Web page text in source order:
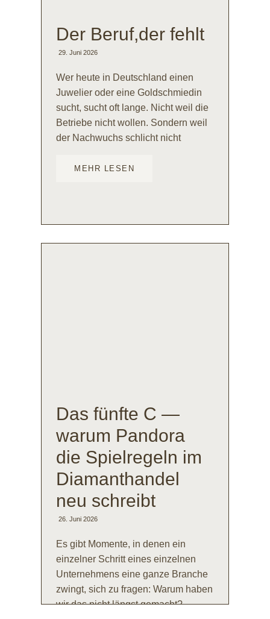
Der Beruf,der fehlt
29. Juni 2026
Wer heute in Deutschland einen
Juwelier oder eine Goldschmiedin
sucht, sucht oft lange. Nicht weil die
Betriebe nicht wollen. Sondern weil
der Nachwuchs schlicht nicht
MEHR LESEN
Das fünfte C —
warum Pandora
die Spielregeln im
Diamanthandel
neu schreibt
26. Juni 2026
Es gibt Momente, in denen ein
einzelner Schritt eines einzelnen
Unternehmens eine ganze Branche
zwingt, sich zu fragen: Warum haben
wir das nicht längst gemacht?